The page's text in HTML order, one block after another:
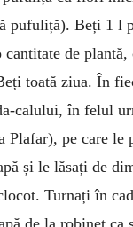
pufuliță). Beți 1 l
de
toată ziua. În
calului, în felul
Plafar), pe care le
și le lă­sați de
Turnați în
de la robinet ca